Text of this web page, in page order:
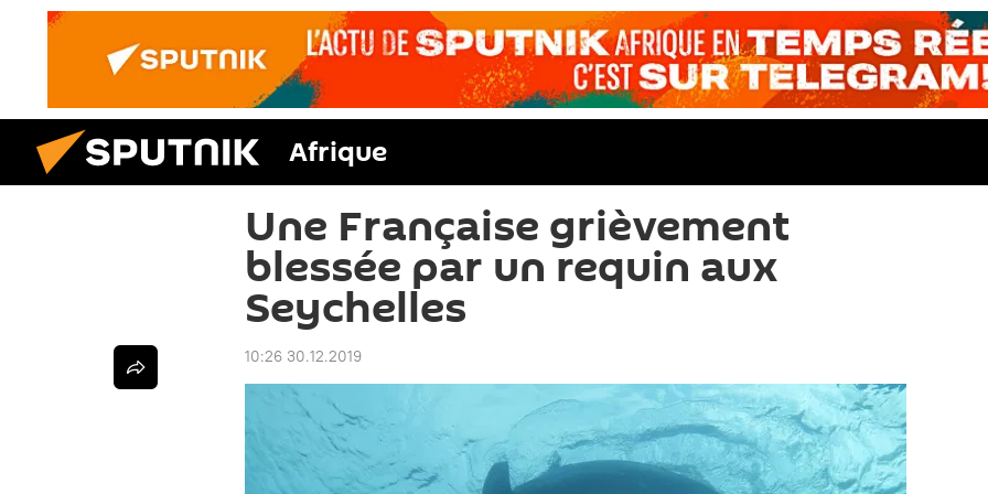
Afrique
Une Française grièvement
blessée par un requin aux
Seychelles
10:26 30.12.2019